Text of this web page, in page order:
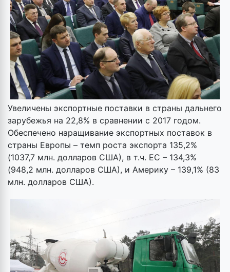
Увеличены экспортные поставки в страны дальнего
зарубежья на 22,8% в сравнении с 2017 годом.
Обеспечено наращивание экспортных поставок в
страны Европы – темп роста экспорта 135,2%
(1037,7 млн. долларов США), в т.ч. ЕС – 134,3%
(948,2 млн. долларов США), и Америку – 139,1% (83
млн. долларов США).